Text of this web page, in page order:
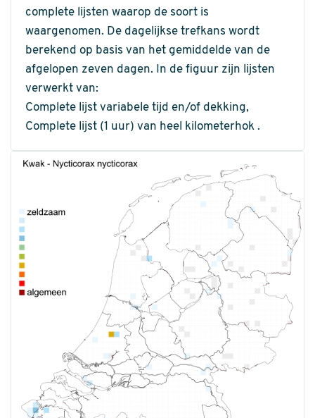
complete lijsten waarop de soort is
waargenomen. De dagelijkse trefkans wordt
berekend op basis van het gemiddelde van de
afgelopen zeven dagen. In de figuur zijn lijsten
verwerkt van:
Complete lijst variabele tijd en/of dekking,
Complete lijst (1 uur) van heel kilometerhok .